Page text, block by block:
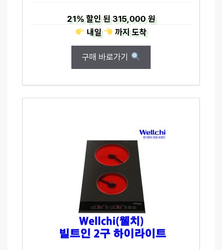
21%할인 된315,000 원
내일
까지도착
구매 바로가기